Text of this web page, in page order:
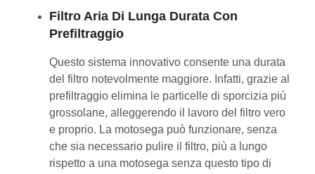
Filtro Aria Di Lunga Durata Con
Prefiltraggio
Questo sistema innovativo consente una durata
del filtro notevolmente maggiore. Infatti, grazie al
prefiltraggio elimina le particelle di sporcizia più
grossolane, alleggerendo il lavoro del filtro vero
e proprio. La motosega può funzionare, senza
che sia necessario pulire il filtro, più a lungo
rispetto a una motosega senza questo tipo di